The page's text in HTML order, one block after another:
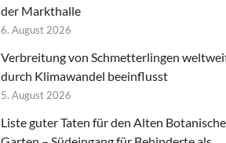
der Markthalle
6. August 2026
Verbreitung von Schmetterlingen
durch Klimawandel beeinflusst
5. August 2026
Liste guter Taten für den Alten